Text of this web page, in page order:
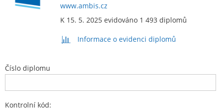
www.ambis.cz
K 15. 5. 2025 evidováno 1 493 diplomů
Informace o evidenci diplomů
Číslo diplomu
Kontrolní kód: